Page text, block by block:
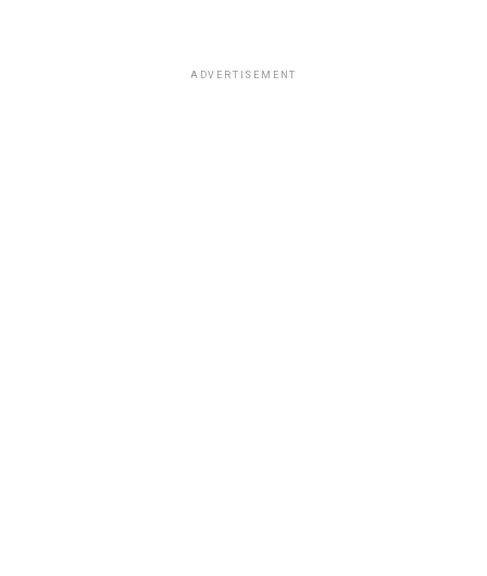
ADVERTISEMENT